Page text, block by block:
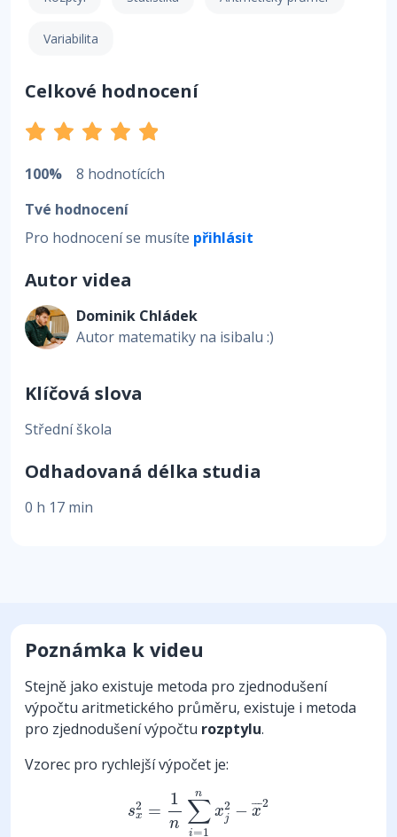
Variabilita
Celkové hodnocení
100%
8 hodnotících
Tvé hodnocení
Pro hodnocení se musíte přihlásit
Autor videa
Dominik Chládek
Autor matematiky na isibalu :)
Klíčová slova
Střední škola
Odhadovaná délka studia
0 h 17 min
Poznámka k videu
Stejně jako existuje metoda pro zjednodušení
výpočtu aritmetického průměru, existuje i metoda
pro zjednodušení výpočtu rozptylu.
Vzorec pro rychlejší výpočet je:
s2
x =
1
n
n
∑
i=1
x2
j − ¯
¯¯
x
2
1n i=